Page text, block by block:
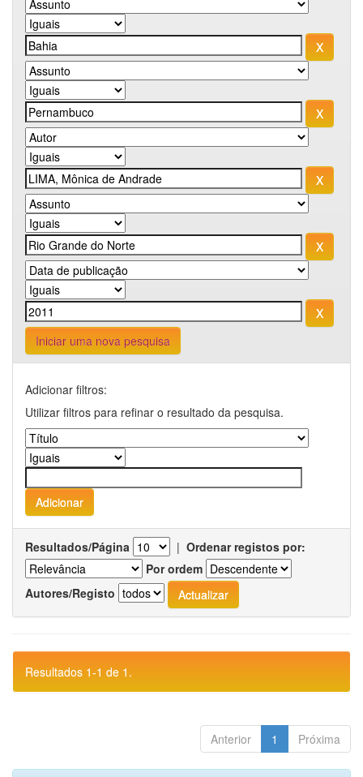
Iniciar uma nova pesquisa
Adicionar filtros:
Utilizar filtros para refinar o resultado da pesquisa.
Resultados/Página | Ordenar registos por:
Por ordem
Autores/Registo
Resultados 1-1 de 1.
Anterior 1 Próxima